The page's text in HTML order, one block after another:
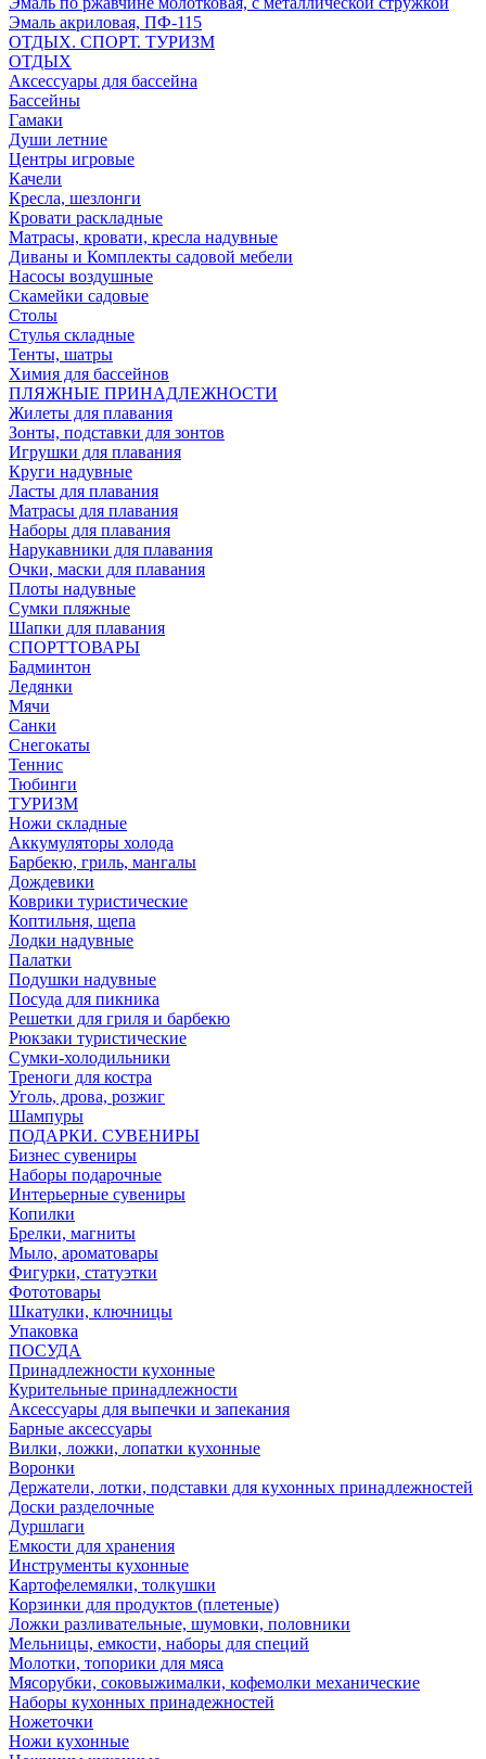
Эмаль акриловая, ПФ-115
ОТДЫХ. СПОРТ. ТУРИЗМ
ОТДЫХ
Аксессуары для бассейна
Бассейны
Гамаки
Души летние
Центры игровые
Качели
Кресла, шезлонги
Кровати раскладные
Матрасы, кровати, кресла надувные
Диваны и Комплекты садовой мебели
Насосы воздушные
Скамейки садовые
Столы
Стулья складные
Тенты, шатры
Химия для бассейнов
ПЛЯЖНЫЕ ПРИНАДЛЕЖНОСТИ
Жилеты для плавания
Зонты, подставки для зонтов
Игрушки для плавания
Круги надувные
Ласты для плавания
Матрасы для плавания
Наборы для плавания
Нарукавники для плавания
Очки, маски для плавания
Плоты надувные
Сумки пляжные
Шапки для плавания
СПОРТТОВАРЫ
Бадминтон
Ледянки
Мячи
Санки
Снегокаты
Теннис
Тюбинги
ТУРИЗМ
Ножи складные
Аккумуляторы холода
Барбекю, гриль, мангалы
Дождевики
Коврики туристические
Коптильня, щепа
Лодки надувные
Палатки
Подушки надувные
Посуда для пикника
Решетки для гриля и барбекю
Рюкзаки туристические
Сумки-холодильники
Треноги для костра
Уголь, дрова, розжиг
Шампуры
ПОДАРКИ. СУВЕНИРЫ
Бизнес сувениры
Наборы подарочные
Интерьерные сувениры
Копилки
Брелки, магниты
Мыло, ароматовары
Фигурки, статуэтки
Фототовары
Шкатулки, ключницы
Упаковка
ПОСУДА
Принадлежности кухонные
Курительные принадлежности
Аксессуары для выпечки и запекания
Барные аксессуары
Вилки, ложки, лопатки кухонные
Воронки
Держатели, лотки, подставки для кухонных принадлежностей
Доски разделочные
Дуршлаги
Емкости для хранения
Инструменты кухонные
Картофелемялки, толкушки
Корзинки для продуктов (плетеные)
Ложки разливательные, шумовки, половники
Мельницы, емкости, наборы для специй
Молотки, топорики для мяса
Мясорубки, соковыжималки, кофемолки механические
Наборы кухонных принадежностей
Ножеточки
Ножи кухонные